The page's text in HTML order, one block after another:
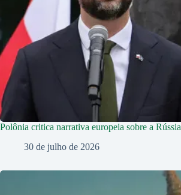
Polônia critica narrativa europeia sobre a Rússia
30 de julho de 2026